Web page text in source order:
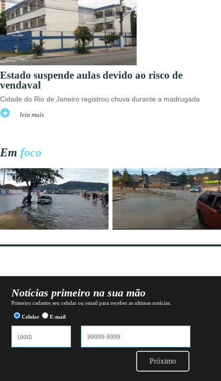
Estado suspende aulas devido ao risco de
vendaval
Cidade do Rio de Janeiro registrou chuva durante a madrugada
leia mais
Em foco
Notícias primeiro na sua mão
Primeiro cadastre seu celular ou email para receber as ultimas notícias.
Celular E-mail
Próximo